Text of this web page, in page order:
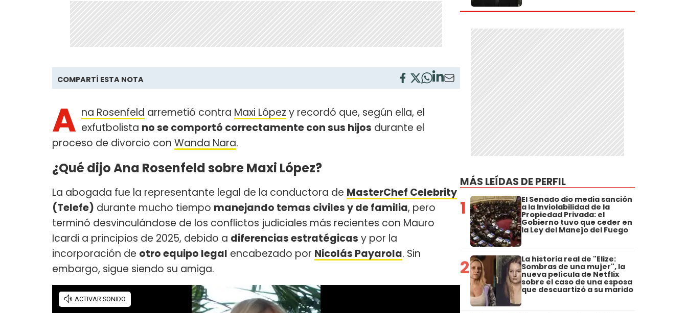
COMPARTÍ ESTA NOTA
A na Rosenfeld arremetió contra Maxi López y recordó que, según ella, el
exfutbolista no se comportó correctamente con sus hijos durante el
proceso de divorcio con Wanda Nara.
¿Qué dijo Ana Rosenfeld sobre Maxi López?
La abogada fue la representante legal de la conductora de MasterChef Celebrity
(Telefe) durante mucho tiempo manejando temas civiles y de familia, pero
terminó desvinculándose de los conflictos judiciales más recientes con Mauro
Icardi a principios de 2025, debido a diferencias estratégicas y por la
incorporación de otro equipo legal encabezado por Nicolás Payarola. Sin
embargo, sigue siendo su amiga.
MÁS LEÍDAS DE PERFIL
1 El Senado dio media sanción
a la Inviolabilidad de la
Propiedad Privada: el
Gobierno tuvo que ceder en
la Ley del Manejo del Fuego
2 La historia real de "Elize:
Sombras de una mujer", la
nueva película de Netflix
sobre el caso de una esposa
que descuartizó a su marido